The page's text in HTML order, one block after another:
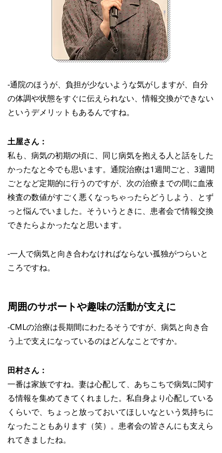
‐通院のほうが、負担が少ないような気がしますが、自分
の体調や状態をすぐに伝えられない、情報交換ができない
というデメリットもあるんですね。
土屋さん：
私も、病気の初期の頃に、同じ病気を抱える人と話をした
かったなと今でも思います。通院治療は1週間ごと、3週間
ごとなど定期的に行うのですが、次の治療までの間に血液
検査の数値がすごく悪くなっちゃったらどうしよう、とず
っと悩んでいました。そういうときに、患者会で情報交換
できたらよかったなと思います。
‐一人で病気と向き合わなければならない孤独がつらいと
ころですね。
周囲のサポートや趣味の活動が支えに
‐CMLの治療は長期間にわたるそうですが、病気と向き合
う上で支えになっているのはどんなことですか。
田村さん：
一番は家族ですね。妻は心配して、あちこちで病気に関す
る情報を集めてきてくれました。私自身より心配している
くらいで、ちょっと放っておいてほしいなという気持ちに
なったこともあります（笑）。患者会の皆さんにも支えら
れてきましたね。